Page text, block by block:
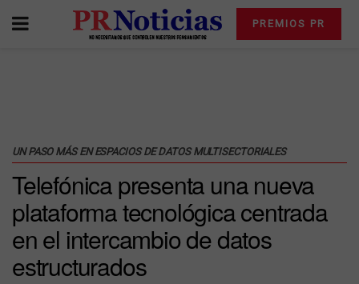
PREMIOS PR
UN PASO MÁS EN ESPACIOS DE DATOS MULTISECTORIALES
Telefónica presenta una nueva
plataforma tecnológica centrada
en el intercambio de datos
estructurados